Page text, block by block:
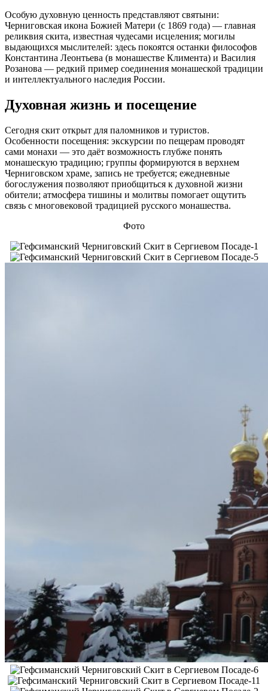
Особую духовную ценность представляют святыни:
Черниговская икона Божией Матери (с 1869 года) — главная
реликвия скита, известная чудесами исцеления; могилы
выдающихся мыслителей: здесь покоятся останки философов
Константина Леонтьева (в монашестве Климента) и Василия
Розанова — редкий пример соединения монашеской традиции
и интеллектуального наследия России.
Духовная жизнь и посещение
Сегодня скит открыт для паломников и туристов.
Особенности посещения: экскурсии по пещерам проводят
сами монахи — это даёт возможность глубже понять
монашескую традицию; группы формируются в верхнем
Черниговском храме, запись не требуется; ежедневные
богослужения позволяют приобщиться к духовной жизни
обители; атмосфера тишины и молитвы помогает ощутить
связь с многовековой традицией русского монашества.
Фото